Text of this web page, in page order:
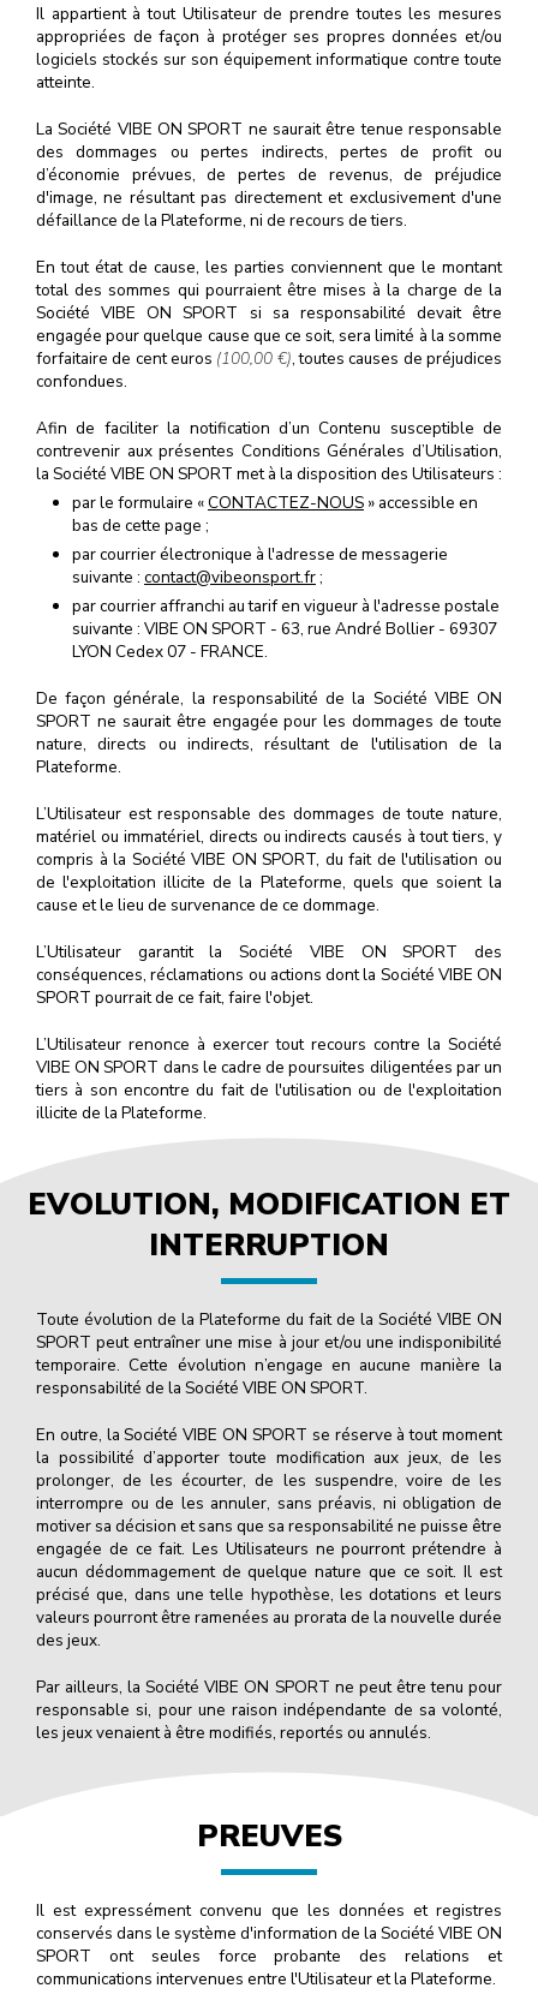
Il appartient à tout Utilisateur de prendre toutes les mesures
appropriées de façon à protéger ses propres données et/ou
logiciels stockés sur son équipement informatique contre toute
atteinte.
La Société VIBE ON SPORT ne saurait être tenue responsable
des dommages ou pertes indirects, pertes de profit ou
d’économie prévues, de pertes de revenus, de préjudice
d'image, ne résultant pas directement et exclusivement d'une
défaillance de la Plateforme, ni de recours de tiers.
En tout état de cause, les parties conviennent que le montant
total des sommes qui pourraient être mises à la charge de la
Société VIBE ON SPORT si sa responsabilité devait être
engagée pour quelque cause que ce soit, sera limité à la somme
forfaitaire de cent euros (100,00 €), toutes causes de préjudices
confondues.
Afin de faciliter la notification d’un Contenu susceptible de
contrevenir aux présentes Conditions Générales d’Utilisation,
la Société VIBE ON SPORT met à la disposition des Utilisateurs :
par le formulaire «CONTACTEZ-NOUS » accessible en
bas de cette page ;
par courrier électronique à l'adresse de messagerie
suivante : contact@vibeonsport.fr;
par courrier affranchi au tarif en vigueur à l'adresse postale
suivante : VIBE ON SPORT - 63, rue André Bollier - 69307
LYON Cedex 07 - FRANCE.
De façon générale, la responsabilité de la Société VIBE ON
SPORT ne saurait être engagée pour les dommages de toute
nature, directs ou indirects, résultant de l'utilisation de la
Plateforme.
L’Utilisateur est responsable des dommages de toute nature,
matériel ou immatériel, directs ou indirects causés à tout tiers, y
compris à la Société VIBE ON SPORT, du fait de l'utilisation ou
de l'exploitation illicite de la Plateforme, quels que soient la
cause et le lieu de survenance de ce dommage.
L’Utilisateur garantit la Société VIBE ON SPORT des
conséquences, réclamations ou actions dont la Société VIBE ON
SPORT pourrait de ce fait, faire l'objet.
L’Utilisateur renonce à exercer tout recours contre la Société
VIBE ON SPORT dans le cadre de poursuites diligentées par un
tiers à son encontre du fait de l'utilisation ou de l'exploitation
illicite de la Plateforme.
EVOLUTION, MODIFICATION ET
INTERRUPTION
Toute évolution de la Plateforme du fait de la Société VIBE ON
SPORT peut entraîner une mise à jour et/ou une indisponibilité
temporaire. Cette évolution n’engage en aucune manière la
responsabilité de la Société VIBE ON SPORT.
En outre, la Société VIBE ON SPORT se réserve à tout moment
la possibilité d’apporter toute modification aux jeux, de les
prolonger, de les écourter, de les suspendre, voire de les
interrompre ou de les annuler, sans préavis, ni obligation de
motiver sa décision et sans que sa responsabilité ne puisse être
engagée de ce fait. Les Utilisateurs ne pourront prétendre à
aucun dédommagement de quelque nature que ce soit. Il est
précisé que, dans une telle hypothèse, les dotations et leurs
valeurs pourront être ramenées au prorata de la nouvelle durée
des jeux.
Par ailleurs, la Société VIBE ON SPORT ne peut être tenu pour
responsable si, pour une raison indépendante de sa volonté,
les jeux venaient à être modifiés, reportés ou annulés.
PREUVES
Il est expressément convenu que les données et registres
conservés dans le système d'information de la Société VIBE ON
SPORT ont seules force probante des relations et
communications intervenues entre l'Utilisateur et la Plateforme.